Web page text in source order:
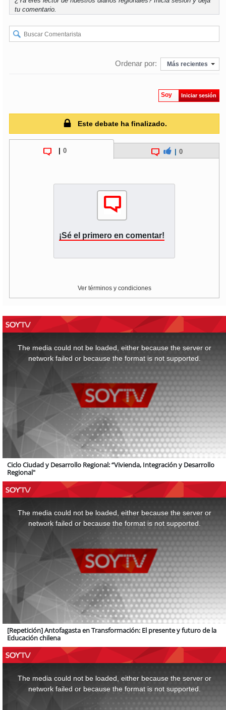
tu comentario.
Ordenar por: Más recientes
Soy Iniciar sesión
Este debate ha finalizado.
0 0
¡Sé el primero en comentar!
Ver términos y condiciones
The media could not be loaded, either because the server or
network failed or because the format is not supported.
Ciclo Ciudad y Desarrollo Regional: “Vivienda, Integración y Desarrollo
Regional"
The media could not be loaded, either because the server or
network failed or because the format is not supported.
[Repetición] Antofagasta en Transformación: El presente y futuro de la
Educación chilena
The media could not be loaded, either because the server or
network failed or because the format is not supported.